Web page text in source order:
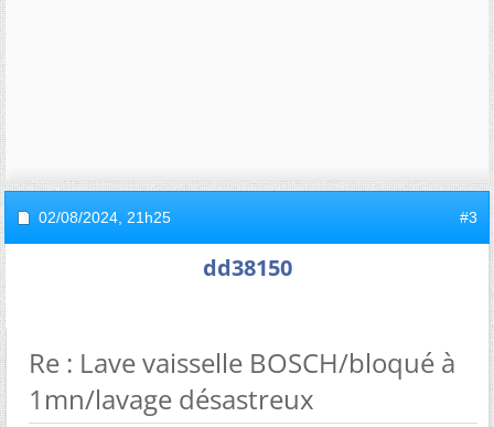
02/08/2024, 21h25 #3
dd38150
Re : Lave vaisselle BOSCH/bloqué à
1mn/lavage désastreux